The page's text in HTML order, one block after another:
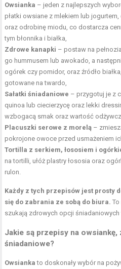
Owsianka – jeden z najlepszych
płatki owsiane z mlekiem lub
oraz odrobinę miodu, co dostarcza
tym błonnika i białka,
Zdrowe kanapki – postaw na
go hummusem lub awokado, a
ogórek czy pomidor, oraz źródło
gotowane na twardo,
Sałatki śniadaniowe – przygotuj je z
quinoa lub ciecierzycę oraz lekki
wzbogacą smak oraz wartość
Placuszki serowe z morelą –
pokrojone owoce przed usmażeniem
Tortilla z serkiem, łososiem i
na tortilli, ułóż plastry łososia oraz
rulon.
Każdy z tych przepisów jest prosty
się do zabrania ze sobą do biura.
szukają zdrowych opcji
Jakie są przepisy na owsiankę,
śniadaniowe?
Owsianka to doskonały wybór na